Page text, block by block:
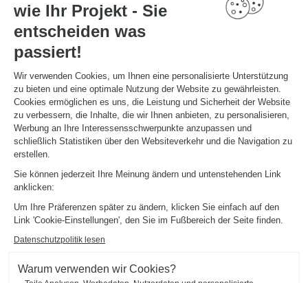
wie Ihr Projekt - Sie
entscheiden was
passiert!
Wir verwenden Cookies, um Ihnen eine personalisierte Unterstützung
zu bieten und eine optimale Nutzung der Website zu gewährleisten.
Cookies ermöglichen es uns, die Leistung und Sicherheit der Website
zu verbessern, die Inhalte, die wir Ihnen anbieten, zu personalisieren,
Werbung an Ihre Interessensschwerpunkte anzupassen und
schließlich Statistiken über den Websiteverkehr und die Navigation zu
erstellen.
Sie können jederzeit Ihre Meinung ändern und untenstehenden Link
anklicken:
Um Ihre Präferenzen später zu ändern, klicken Sie einfach auf den
Link 'Cookie-Einstellungen', den Sie im Fußbereich der Seite finden.
Datenschutzpolitik lesen
Warum verwenden wir Cookies?
NÜTZLICHE LINKS
Aktionswochen
Montageanleitung und Pflegeleitfaden
Katalog herunterladen
ÜBER
News aus dem Unternehmen
Karriere - Wir stellen ein
Ein Studio eröffnen
Unsere Studios in Deutschland
Impressum
Cookie-Verwaltung